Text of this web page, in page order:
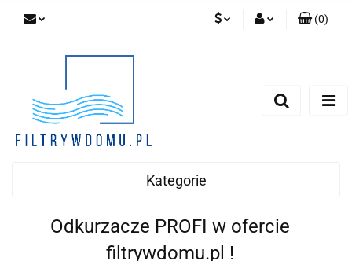
(0)
Kategorie
Odkurzacze PROFI w ofercie
filtrywdomu.pl !